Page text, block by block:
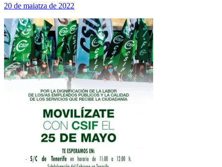
20 de maiatza de 2022